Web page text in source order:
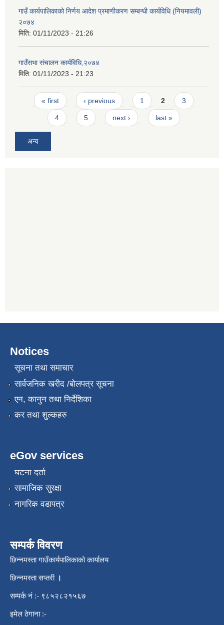
गाउँ कार्यपालिकाको निर्णय आदेश प्रमाणीकरण सम्बन्धी कार्यविधि (नियमावली)
२०७४
मिति: 01/11/2023 - 21:26
गाउँसभा संचालन कार्यविधि,२०७४
मिति: 01/11/2023 - 21:23
Pages
« first ‹ previous 1 2 3
4 5 next › last »
अन्य
Notices
सूचना तथा समाचार
सार्वजनिक खरीद /बोलपत्र सूचना
एन, कानुन तथा निर्देशिका
कर तथा शुल्कहरु
eGov services
घटना दर्ता
सामाजिक सुरक्षा
नागरिक वडापत्र
सम्पर्क विवरण
छिन्नमस्ता गाउँकार्यपालिकाको कार्यालय
छिन्नमस्ता सप्तरी ।
सम्पर्क नं :- ९८५२८२१५६७
इमेल ठेगाना :-